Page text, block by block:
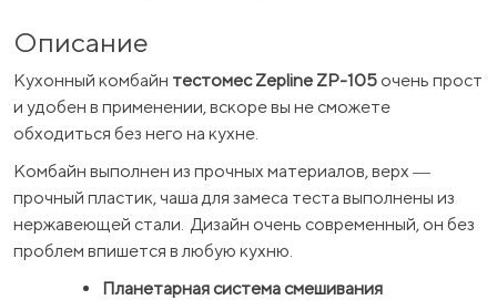
Описание
Кухонный комбайн тестомес Zepline ZP-105 очень прост
и удобен в применении, вскоре вы не сможете
обходиться без него на кухне.
Комбайн выполнен из прочных материалов, верх ―
прочный пластик, чаша для замеса теста выполнены из
нержавеющей стали. Дизайн очень современный, он без
проблем впишется в любую кухню.
Планетарная система смешивания